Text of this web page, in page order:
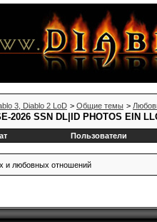
3, Diablo 2 LoD > Общие темы >
2026 SSN DL|ID PHOTOS EIN
Пользователи
и любовных отношений